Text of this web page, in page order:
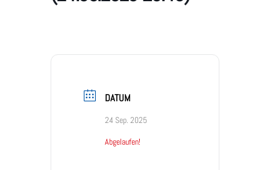
DATUM
24 Sep. 2025
Abgelaufen!